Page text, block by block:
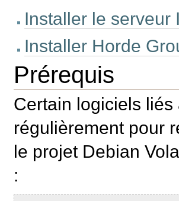
Installer le serveur
Installer Horde
Prérequis
Certain logiciels
régulièrement pour
le projet Debian
: